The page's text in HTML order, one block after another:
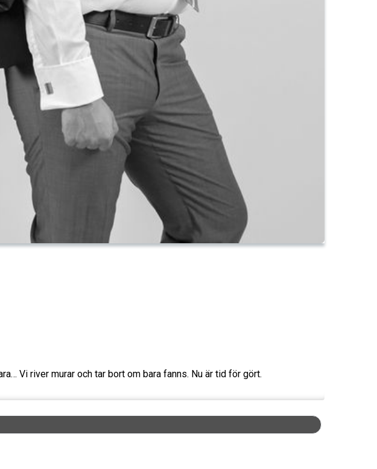
Vi river murar och tar bort om bara fanns. Nu är tid för gört.